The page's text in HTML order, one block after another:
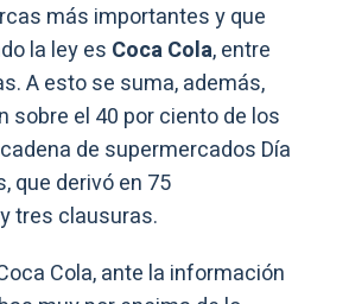
más importantes y que
la ley es Coca Cola, entre
A esto se suma, además,
sobre el 40 por ciento de los
de supermercados Día
que derivó en 75
tres clausuras.
Cola, ante la información